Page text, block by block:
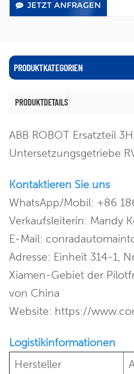
JETZT ANFRAGEN
PRODUKTKATEGORIEN
PRODUKTDETAILS
ABB ROBOT Ersatzteil
Untersetzungsgetriebe
Kontaktieren Sie uns
WhatsApp/Mobil: +86
Verkaufsleiterin: Mandy
E-Mail:
Adresse: Einheit 314-1,
Xiamen-Gebiet der
von China
Website: https://
Logistikinformationen
Hersteller